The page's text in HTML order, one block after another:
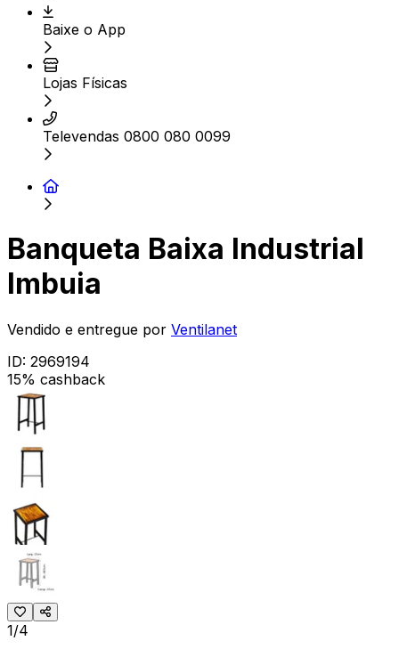
Baixe o App
Lojas Físicas
Televendas 0800 080 0099
Banqueta Baixa Industrial
Imbuia
Vendido e entregue por Ventilanet
ID: 2969194
15% cashback
1/4